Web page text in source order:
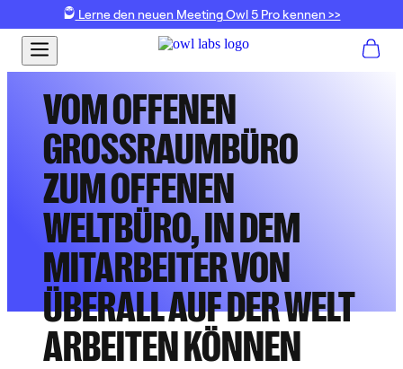
Lerne den neuen Meeting Owl 5 Pro kennen >>
VOM OFFENEN
GROSSRAUMBÜRO Z
UM OFFENEN W
ELTBÜRO, IN DEM M
ITARBEITER VON Ü
BERALL AUF DER WELT A
RBEITEN KÖNNEN